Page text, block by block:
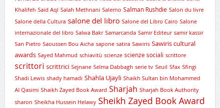
Khalifeh Said Aql Salah Methnani Salerno Salman Rushdie Salon du livre
Salone della Cultura salone del libro Salone del Libro Cairo Salone
internazionale del libro Salwa Bakr Samarcanda Samir Editeur samir kassir
San Pietro Saoussen Bou Aicha sapone satira Sawiris Sawiris cultural
awards Sayed Mahmud schiavitù scienze scienze sociali scrittore
scrittori scrittrici Sejnane Selma Dabbagh serie tv Seuil Sfax Sfingi
Shadi Lewis shady hamadi Shahla Ujayli Shaikh Sultan bin Mohammed
Al Qasimi Shaikh Zayed Book Award Sharjah Sharjah Book Authority
sharon Sheikha Hussein Helawy Sheikh Zayed Book Award